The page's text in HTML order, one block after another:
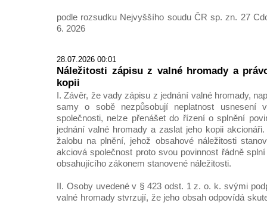
podle rozsudku Nejvyššího soudu ČR sp. zn. 27
6. 2026
28.07.2026 00:01
Náležitosti zápisu z valné hromady a
kopii
I. Závěr, že vady zápisu z jednání valné hromady,
samy o sobě nezpůsobují neplatnost usnesení
společnosti, nelze přenášet do řízení o splnění
jednání valné hromady a zaslat jeho kopii
žalobu na plnění, jehož obsahové náležitosti
akciová společnost proto svou povinnost řádně
obsahujícího zákonem stanovené náležitosti.
II. Osoby uvedené v § 423 odst. 1 z. o. k. svými
valné hromady stvrzují, že jeho obsah odpovídá